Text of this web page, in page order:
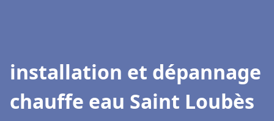
installation et dépannage
chauffe eau Saint Loubès